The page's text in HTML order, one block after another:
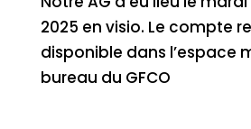
2025 en visio. Le compte
disponible dans l’espace
bureau du GFCO